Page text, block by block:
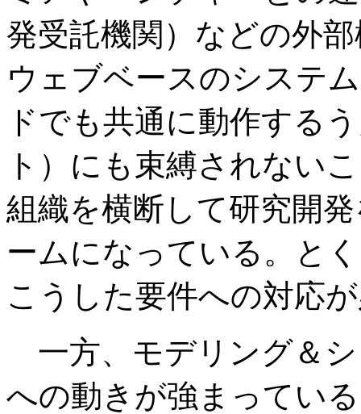
発受託機関）などの外
ウェブベースのシステ
ドでも共通に動作する
ト）にも束縛されない
組織を横断して研究開
ームになっている。と
こうした要件への対応
一方、モデリング＆
への動きが強まってい